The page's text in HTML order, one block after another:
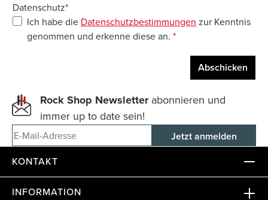
Datenschutz*
Ich habe die Datenschutzbestimmungen zur Kenntnis
genommen und erkenne diese an. *
Abschicken
Rock Shop Newsletterabonnieren und
immer up to date sein!
E-Mail-Adresse
KONTAKT
INFORMATION